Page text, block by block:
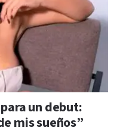
un debut:
mis sueños”